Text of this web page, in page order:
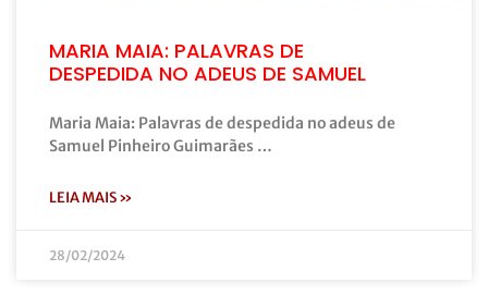
MARIA MAIA: PALAVRAS DE
DESPEDIDA NO ADEUS DE SAMUEL
Maria Maia: Palavras de despedida no adeus de
Samuel Pinheiro Guimarães …
LEIA MAIS »
28/02/2024